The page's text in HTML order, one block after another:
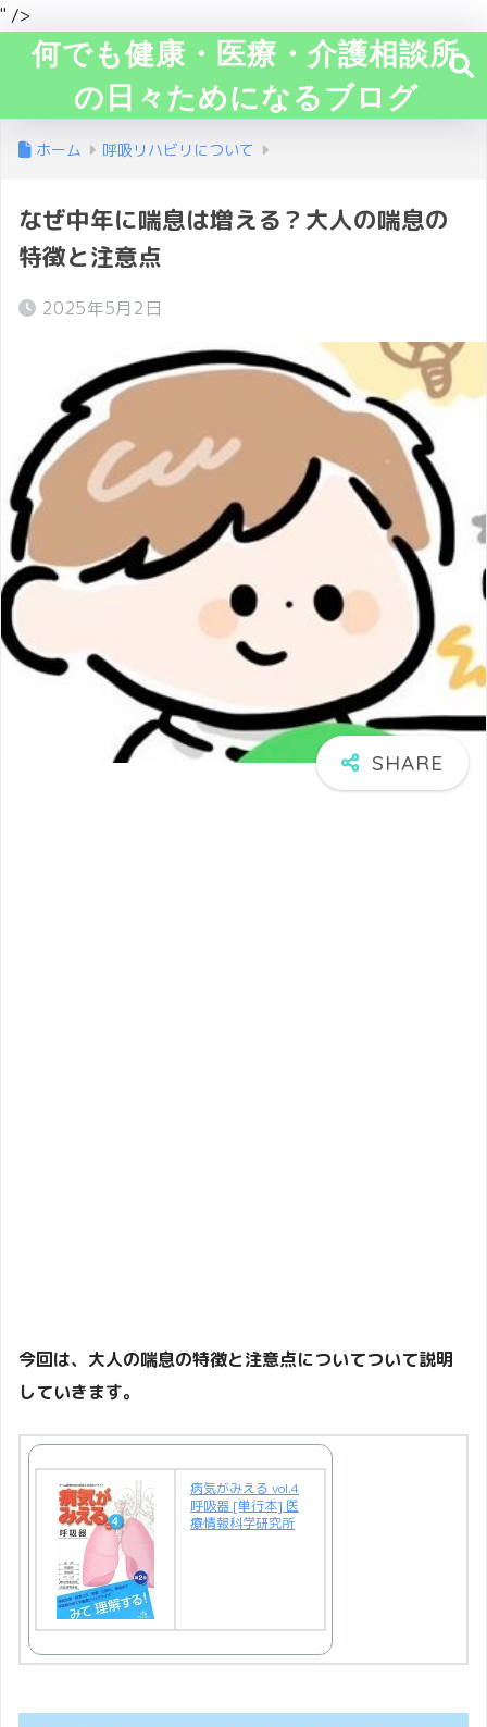
" />
何でも健康・医療・介護相談所
の日々ためになるブログ
ホーム 呼吸リハビリについて
なぜ中年に喘息は増える？大人の喘息の
特徴と注意点
2025年5月2日
今回は、大人の喘息の特徴と注意点についてついて説明
していきます。
病気がみえる vol.4
呼吸器 [単行本] 医
療情報科学研究所